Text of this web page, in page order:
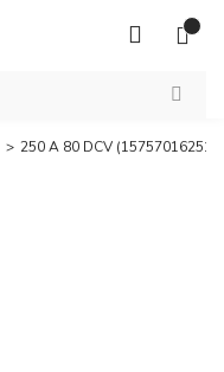
250 A 80 DCV (15757016251)